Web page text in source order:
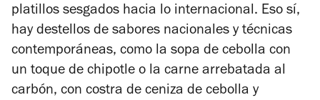
platillos sesgados hacia lo internacional. Eso sí,
hay destellos de sabores nacionales y técnicas
contemporáneas, como la sopa de cebolla con
un toque de chipotle o la carne arrebatada al
carbón, con costra de ceniza de cebolla y